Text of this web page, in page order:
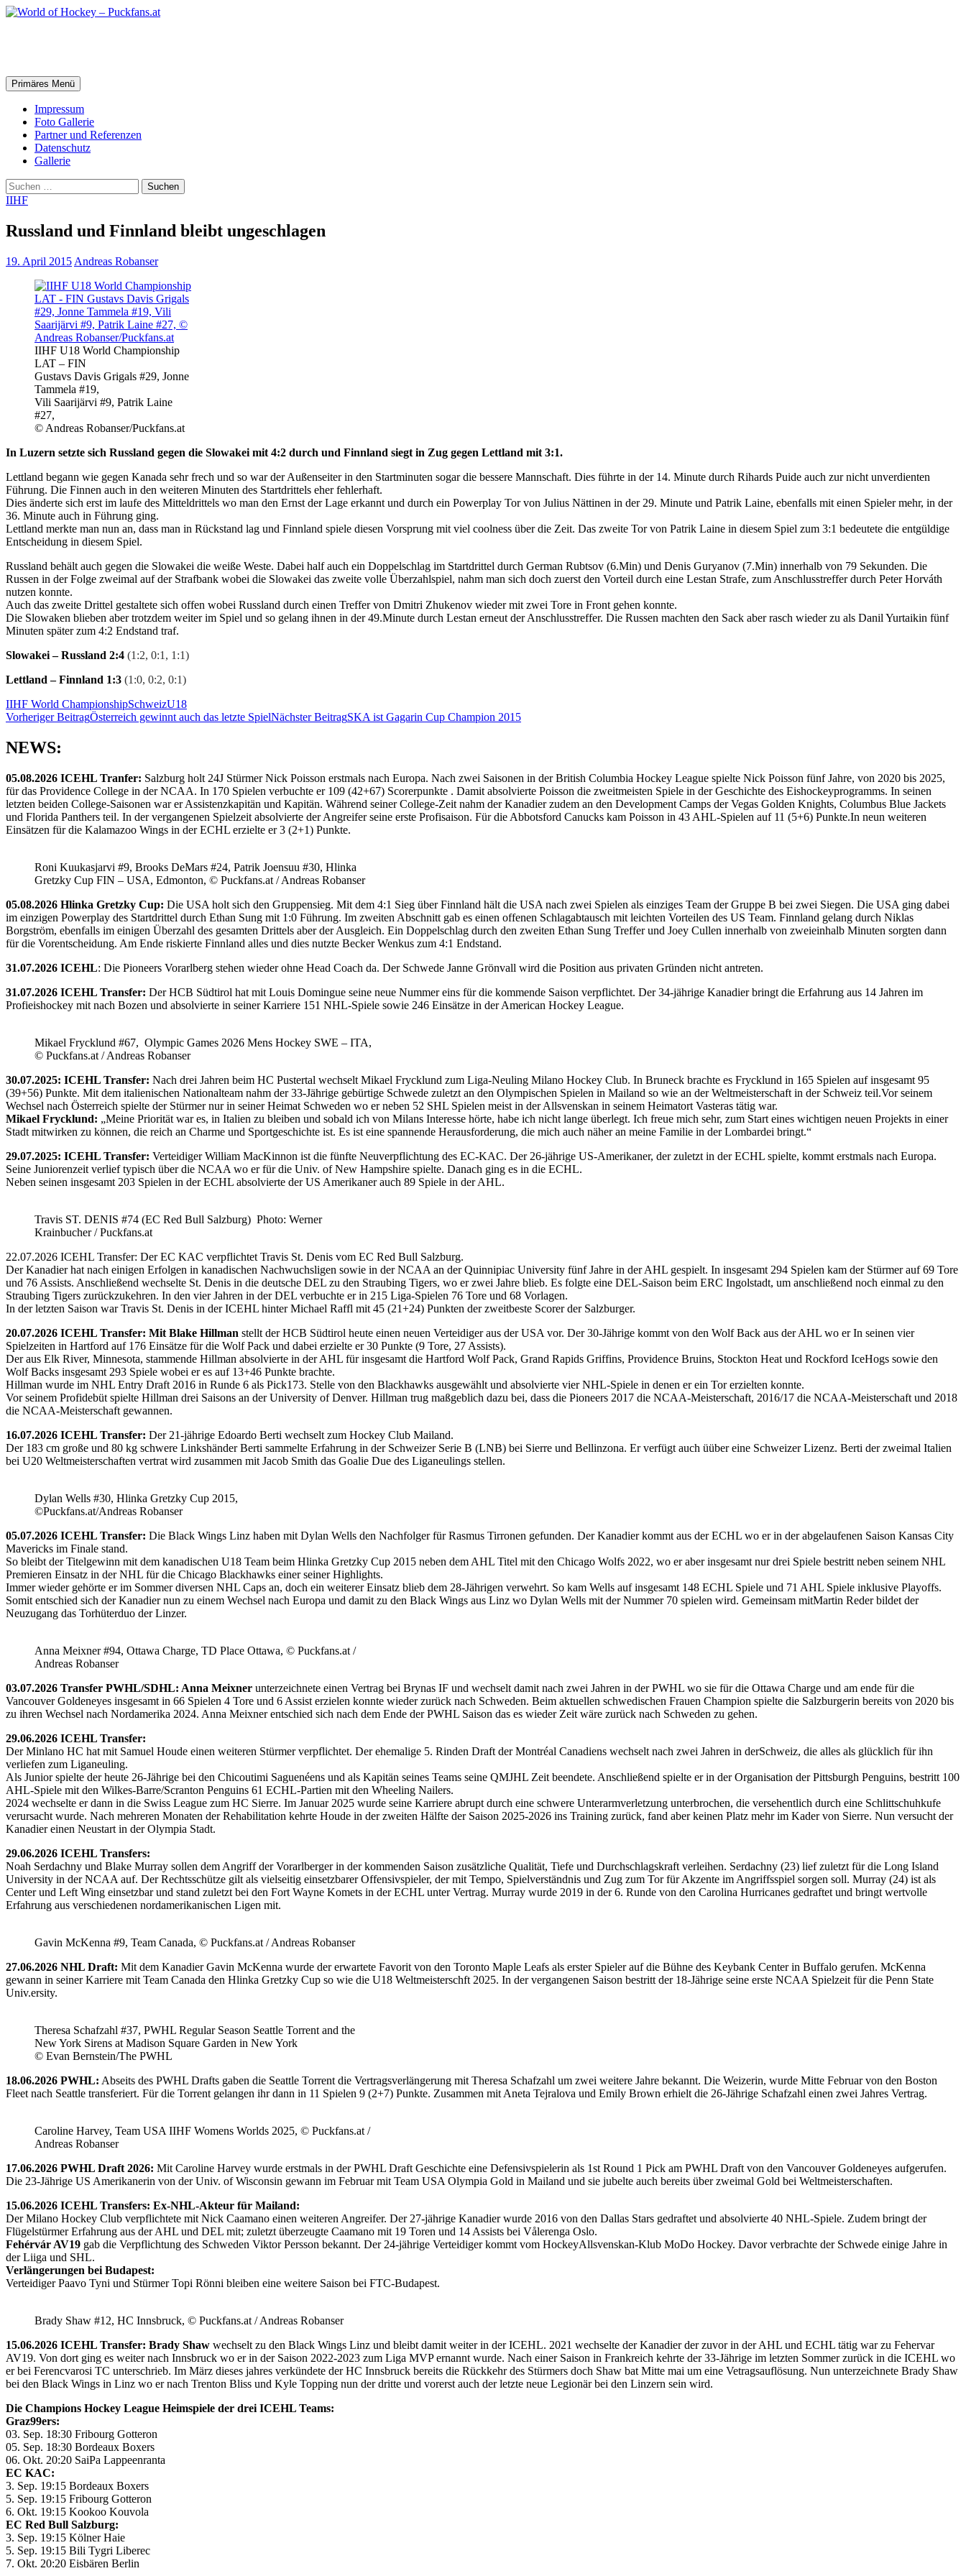
Zum
Suchen
Primäres Menü
Impressum
Foto Gallerie
Partner und Referenzen
Datenschutz
Gallerie
Suchen
nach:
IIHF
Russland und Finnland bleibt ungeschlagen
19. April 2015 Andreas Robanser
IIHF U18 World Championship
LAT – FIN
Gustavs Davis Grigals #29, Jonne
Tammela #19,
Vili Saarijärvi #9, Patrik Laine
#27,
© Andreas Robanser/Puckfans.at
In Luzern setzte sich Russland gegen die Slowakei mit 4:2 durch und Finnland siegt in Zug gegen Lettland mit 3:1.
Lettland begann wie gegen Kanada sehr frech und so war der Außenseiter in den Startminuten sogar die bessere Mannschaft. Dies führte in der 14. Minute durch Rihards Puide auch zur nicht unverdienten
Führung. Die Finnen auch in den weiteren Minuten des Startdrittels eher fehlerhaft.
Dies änderte sich erst im laufe des Mitteldrittels wo man den Ernst der Lage erkannt und durch ein Powerplay Tor von Julius Nättinen in der 29. Minute und Patrik Laine, ebenfalls mit einen Spieler mehr, in der
36. Minute auch in Führung ging.
Lettland merkte man nun an, dass man in Rückstand lag und Finnland spiele diesen Vorsprung mit viel coolness über die Zeit. Das zweite Tor von Patrik Laine in diesem Spiel zum 3:1 bedeutete die entgüldige
Entscheidung in diesem Spiel.
Russland behält auch gegen die Slowakei die weiße Weste. Dabei half auch ein Doppelschlag im Startdrittel durch German Rubtsov (6.Min) und Denis Guryanov (7.Min) innerhalb von 79 Sekunden. Die
Russen in der Folge zweimal auf der Strafbank wobei die Slowakei das zweite volle Überzahlspiel, nahm man sich doch zuerst den Vorteil durch eine Lestan Strafe, zum Anschlusstreffer durch Peter Horváth
nutzen konnte.
Auch das zweite Drittel gestaltete sich offen wobei Russland durch einen Treffer von Dmitri Zhukenov wieder mit zwei Tore in Front gehen konnte.
Die Slowaken blieben aber trotzdem weiter im Spiel und so gelang ihnen in der 49.Minute durch Lestan erneut der Anschlusstreffer. Die Russen machten den Sack aber rasch wieder zu als Danil Yurtaikin fünf
Minuten später zum 4:2 Endstand traf.
Slowakei – Russland 2:4 (1:2, 0:1, 1:1)
Lettland – Finnland 1:3 (1:0, 0:2, 0:1)
IIHF World ChampionshipSchweizU18
Beitragsnavigation
Vorheriger BeitragÖsterreich gewinnt auch das letzte SpielNächster BeitragSKA ist Gagarin Cup Champion 2015
NEWS:
05.08.2026 ICEHL Tranfer: Salzburg holt 24J Stürmer Nick Poisson erstmals nach Europa. Nach zwei Saisonen in der British Columbia Hockey League spielte Nick Poisson fünf Jahre, von 2020 bis 2025,
für das Providence College in der NCAA. In 170 Spielen verbuchte er 109 (42+67) Scorerpunkte . Damit absolvierte Poisson die zweitmeisten Spiele in der Geschichte des Eishockeyprogramms. In seinen
letzten beiden College-Saisonen war er Assistenzkapitän und Kapitän. Während seiner College-Zeit nahm der Kanadier zudem an den Development Camps der Vegas Golden Knights, Columbus Blue Jackets
und Florida Panthers teil. In der vergangenen Spielzeit absolvierte der Angreifer seine erste Profisaison. Für die Abbotsford Canucks kam Poisson in 43 AHL-Spielen auf 11 (5+6) Punkte.In neun weiteren
Einsätzen für die Kalamazoo Wings in der ECHL erzielte er 3 (2+1) Punkte.
Roni Kuukasjarvi #9, Brooks DeMars #24, Patrik Joensuu #30, Hlinka
Gretzky Cup FIN – USA, Edmonton, © Puckfans.at / Andreas Robanser
05.08.2026 Hlinka Gretzky Cup: Die USA holt sich den Gruppensieg. Mit dem 4:1 Sieg über Finnland hält die USA nach zwei Spielen als einziges Team der Gruppe B bei zwei Siegen. Die USA ging dabei
im einzigen Powerplay des Startdrittel durch Ethan Sung mit 1:0 Führung. Im zweiten Abschnitt gab es einen offenen Schlagabtausch mit leichten Vorteilen des US Team. Finnland gelang durch Niklas
Borgström, ebenfalls im einigen Überzahl des gesamten Drittels aber der Ausgleich. Ein Doppelschlag durch den zweiten Ethan Sung Treffer und Joey Cullen innerhalb von zweieinhalb Minuten sorgten dann
für die Vorentscheidung. Am Ende riskierte Finnland alles und dies nutzte Becker Wenkus zum 4:1 Endstand.
31.07.2026 ICEHL: Die Pioneers Vorarlberg stehen wieder ohne Head Coach da. Der Schwede Janne Grönvall wird die Position aus privaten Gründen nicht antreten.
31.07.2026 ICEHL Transfer: Der HCB Südtirol hat mit Louis Domingue seine neue Nummer eins für die kommende Saison verpflichtet. Der 34-jährige Kanadier bringt die Erfahrung aus 14 Jahren im
Profieishockey mit nach Bozen und absolvierte in seiner Karriere 151 NHL-Spiele sowie 246 Einsätze in der American Hockey League.
Mikael Frycklund #67, Olympic Games 2026 Mens Hockey SWE – ITA,
© Puckfans.at / Andreas Robanser
30.07.2025: ICEHL Transfer: Nach drei Jahren beim HC Pustertal wechselt Mikael Frycklund zum Liga-Neuling Milano Hockey Club. In Bruneck brachte es Frycklund in 165 Spielen auf insgesamt 95
(39+56) Punkte. Mit dem italienischen Nationalteam nahm der 33-Jährige gebürtige Schwede zuletzt an den Olympischen Spielen in Mailand so wie an der Weltmeisterschaft in der Schweiz teil.Vor seinem
Wechsel nach Österreich spielte der Stürmer nur in seiner Heimat Schweden wo er neben 52 SHL Spielen meist in der Allsvenskan in seinem Heimatort Vasteras tätig war.
Mikael Frycklund: „Meine Priorität war es, in Italien zu bleiben und sobald ich von Milans Interesse hörte, habe ich nicht lange überlegt. Ich freue mich sehr, zum Start eines wichtigen neuen Projekts in einer
Stadt mitwirken zu können, die reich an Charme und Sportgeschichte ist. Es ist eine spannende Herausforderung, die mich auch näher an meine Familie in der Lombardei bringt.“
29.07.2025: ICEHL Transfer: Verteidiger William MacKinnon ist die fünfte Neuverpflichtung des EC-KAC. Der 26-jährige US-Amerikaner, der zuletzt in der ECHL spielte, kommt erstmals nach Europa.
Seine Juniorenzeit verlief typisch über die NCAA wo er für die Univ. of New Hampshire spielte. Danach ging es in die ECHL.
Neben seinen insgesamt 203 Spielen in der ECHL absolvierte der US Amerikaner auch 89 Spiele in der AHL.
Travis ST. DENIS #74 (EC Red Bull Salzburg) Photo: Werner
Krainbucher / Puckfans.at
22.07.2026 ICEHL Transfer: Der EC KAC verpflichtet Travis St. Denis vom EC Red Bull Salzburg.
Der Kanadier hat nach einigen Erfolgen in kanadischen Nachwuchsligen sowie in der NCAA an der Quinnipiac University fünf Jahre in der AHL gespielt. In insgesamt 294 Spielen kam der Stürmer auf 69 Tore
und 76 Assists. Anschließend wechselte St. Denis in die deutsche DEL zu den Straubing Tigers, wo er zwei Jahre blieb. Es folgte eine DEL-Saison beim ERC Ingolstadt, um anschließend noch einmal zu den
Straubing Tigers zurückzukehren. In den vier Jahren in der DEL verbuchte er in 215 Liga-Spielen 76 Tore und 68 Vorlagen.
In der letzten Saison war Travis St. Denis in der ICEHL hinter Michael Raffl mit 45 (21+24) Punkten der zweitbeste Scorer der Salzburger.
20.07.2026 ICEHL Transfer: Mit Blake Hillman stellt der HCB Südtirol heute einen neuen Verteidiger aus der USA vor. Der 30-Jährige kommt von den Wolf Back aus der AHL wo er In seinen vier
Spielzeiten in Hartford auf 176 Einsätze für die Wolf Pack und dabei erzielte er 30 Punkte (9 Tore, 27 Assists).
Der aus Elk River, Minnesota, stammende Hillman absolvierte in der AHL für insgesamt die Hartford Wolf Pack, Grand Rapids Griffins, Providence Bruins, Stockton Heat und Rockford IceHogs sowie den
Wolf Backs insgesamt 293 Spiele wobei er es auf 13+46 Punkte brachte.
Hillman wurde im NHL Entry Draft 2016 in Runde 6 als Pick173. Stelle von den Blackhawks ausgewählt und absolvierte vier NHL-Spiele in denen er ein Tor erzielten konnte.
Vor seinem Profidebüt spielte Hillman drei Saisons an der University of Denver. Hillman trug maßgeblich dazu bei, dass die Pioneers 2017 die NCAA-Meisterschaft, 2016/17 die NCAA-Meisterschaft und 2018
die NCAA-Meisterschaft gewannen.
16.07.2026 ICEHL Transfer: Der 21-jährige Edoardo Berti wechselt zum Hockey Club Mailand.
Der 183 cm große und 80 kg schwere Linkshänder Berti sammelte Erfahrung in der Schweizer Serie B (LNB) bei Sierre und Bellinzona. Er verfügt auch üüber eine Schweizer Lizenz. Berti der zweimal Italien
bei U20 Weltmeisterschaften vertrat wird zusammen mit Jacob Smith das Goalie Due des Liganeulings stellen.
Dylan Wells #30, Hlinka Gretzky Cup 2015,
©Puckfans.at/Andreas Robanser
05.07.2026 ICEHL Transfer: Die Black Wings Linz haben mit Dylan Wells den Nachfolger für Rasmus Tirronen gefunden. Der Kanadier kommt aus der ECHL wo er in der abgelaufenen Saison Kansas City
Mavericks im Finale stand.
So bleibt der Titelgewinn mit dem kanadischen U18 Team beim Hlinka Gretzky Cup 2015 neben dem AHL Titel mit den Chicago Wolfs 2022, wo er aber insgesamt nur drei Spiele bestritt neben seinem NHL
Premieren Einsatz in der NHL für die Chicago Blackhawks einer seiner Highlights.
Immer wieder gehörte er im Sommer diversen NHL Caps an, doch ein weiterer Einsatz blieb dem 28-Jährigen verwehrt. So kam Wells auf insgesamt 148 ECHL Spiele und 71 AHL Spiele inklusive Playoffs.
Somit entschied sich der Kanadier nun zu einem Wechsel nach Europa und damit zu den Black Wings aus Linz wo Dylan Wells mit der Nummer 70 spielen wird. Gemeinsam mitMartin Reder bildet der
Neuzugang das Torhüterduo der Linzer.
Anna Meixner #94, Ottawa Charge, TD Place Ottawa, © Puckfans.at /
Andreas Robanser
03.07.2026 Transfer PWHL/SDHL: Anna Meixner unterzeichnete einen Vertrag bei Brynas IF und wechselt damit nach zwei Jahren in der PWHL wo sie für die Ottawa Charge und am ende für die
Vancouver Goldeneyes insgesamt in 66 Spielen 4 Tore und 6 Assist erzielen konnte wieder zurück nach Schweden. Beim aktuellen schwedischen Frauen Champion spielte die Salzburgerin bereits von 2020 bis
zu ihren Wechsel nach Nordamerika 2024. Anna Meixner entschied sich nach dem Ende der PWHL Saison das es wieder Zeit wäre zurück nach Schweden zu gehen.
29.06.2026 ICEHL Transfer:
Der Minlano HC hat mit Samuel Houde einen weiteren Stürmer verpflichtet. Der ehemalige 5. Rinden Draft der Montréal Canadiens wechselt nach zwei Jahren in derSchweiz, die alles als glücklich für ihn
verliefen zum Liganeuling.
Als Junior spielte der heute 26-Jährige bei den Chicoutimi Saguenéens und als Kapitän seines Teams seine QMJHL Zeit beendete. Anschließend spielte er in der Organisation der Pittsburgh Penguins, bestritt 100
AHL-Spiele mit den Wilkes-Barre/Scranton Penguins 61 ECHL-Partien mit den Wheeling Nailers.
2024 wechselte er dann in die Swiss League zum HC Sierre. Im Januar 2025 wurde seine Karriere abrupt durch eine schwere Unterarmverletzung unterbrochen, die versehentlich durch eine Schlittschuhkufe
verursacht wurde. Nach mehreren Monaten der Rehabilitation kehrte Houde in der zweiten Hälfte der Saison 2025-2026 ins Training zurück, fand aber keinen Platz mehr im Kader von Sierre. Nun versucht der
Kanadier einen Neustart in der Olympia Stadt.
29.06.2026 ICEHL Transfers:
Noah Serdachny und Blake Murray sollen dem Angriff der Vorarlberger in der kommenden Saison zusätzliche Qualität, Tiefe und Durchschlagskraft verleihen. Serdachny (23) lief zuletzt für die Long Island
University in der NCAA auf. Der Rechtsschütze gilt als vielseitig einsetzbarer Offensivspieler, der mit Tempo, Spielverständnis und Zug zum Tor für Akzente im Angriffsspiel sorgen soll. Murray (24) ist als
Center und Left Wing einsetzbar und stand zuletzt bei den Fort Wayne Komets in der ECHL unter Vertrag. Murray wurde 2019 in der 6. Runde von den Carolina Hurricanes gedraftet und bringt wertvolle
Erfahrung aus verschiedenen nordamerikanischen Ligen mit.
Gavin McKenna #9, Team Canada, © Puckfans.at / Andreas Robanser
27.06.2026 NHL Draft: Mit dem Kanadier Gavin McKenna wurde der erwartete Favorit von den Toronto Maple Leafs als erster Spieler auf die Bühne des Keybank Center in Buffalo gerufen. McKenna
gewann in seiner Karriere mit Team Canada den Hlinka Gretzky Cup so wie die U18 Weltmeisterschft 2025. In der vergangenen Saison bestritt der 18-Jährige seine erste NCAA Spielzeit für die Penn State
Univ.ersity.
Theresa Schafzahl #37, PWHL Regular Season Seattle Torrent and the
New York Sirens at Madison Square Garden in New York
© Evan Bernstein/The PWHL
18.06.2026 PWHL: Abseits des PWHL Drafts gaben die Seattle Torrent die Vertragsverlängerung mit Theresa Schafzahl um zwei weitere Jahre bekannt. Die Weizerin, wurde Mitte Februar von den Boston
Fleet nach Seattle transferiert. Für die Torrent gelangen ihr dann in 11 Spielen 9 (2+7) Punkte. Zusammen mit Aneta Tejralova und Emily Brown erhielt die 26-Jährige Schafzahl einen zwei Jahres Vertrag.
Caroline Harvey, Team USA IIHF Womens Worlds 2025, © Puckfans.at /
Andreas Robanser
17.06.2026 PWHL Draft 2026: Mit Caroline Harvey wurde erstmals in der PWHL Draft Geschichte eine Defensivspielerin als 1st Round 1 Pick am PWHL Draft von den Vancouver Goldeneyes aufgerufen.
Die 23-Jährige US Amerikanerin von der Univ. of Wisconsin gewann im Februar mit Team USA Olympia Gold in Mailand und sie jubelte auch bereits über zweimal Gold bei Weltmeisterschaften.
15.06.2026 ICEHL Transfers: Ex-NHL-Akteur für Mailand:
Der Milano Hockey Club verpflichtete mit Nick Caamano einen weiteren Angreifer. Der 27-jährige Kanadier wurde 2016 von den Dallas Stars gedraftet und absolvierte 40 NHL-Spiele. Zudem bringt der
Flügelstürmer Erfahrung aus der AHL und DEL mit; zuletzt überzeugte Caamano mit 19 Toren und 14 Assists bei Vålerenga Oslo.
Fehérvár AV19 gab die Verpflichtung des Schweden Viktor Persson bekannt. Der 24-jährige Verteidiger kommt vom HockeyAllsvenskan-Klub MoDo Hockey. Davor verbrachte der Schwede einige Jahre in
der Liiga und SHL.
Verlängerungen bei Budapest:
Verteidiger Paavo Tyni und Stürmer Topi Rönni bleiben eine weitere Saison bei FTC-Budapest.
Brady Shaw #12, HC Innsbruck, © Puckfans.at / Andreas Robanser
15.06.2026 ICEHL Transfer: Brady Shaw wechselt zu den Black Wings Linz und bleibt damit weiter in der ICEHL. 2021 wechselte der Kanadier der zuvor in der AHL und ECHL tätig war zu Fehervar
AV19. Von dort ging es weiter nach Innsbruck wo er in der Saison 2022-2023 zum Liga MVP ernannt wurde. Nach einer Saison in Frankreich kehrte der 33-Jährige im letzten Sommer zurück in die ICEHL wo
er bei Ferencvarosi TC unterschrieb. Im März dieses jahres verkündete der HC Innsbruck bereits die Rückkehr des Stürmers doch Shaw bat Mitte mai um eine Vetragsauflösung. Nun unterzeichnete Brady Shaw
bei den Black Wings in Linz wo er nach Trenton Bliss und Kyle Topping nun der dritte und vorerst auch der letzte neue Legionär bei den Linzern sein wird.
Die Champions Hockey League Heimspiele der drei ICEHL Teams:
Graz99ers:
03. Sep. 18:30 Fribourg Gotteron
05. Sep. 18:30 Bordeaux Boxers
06. Okt. 20:20 SaiPa Lappeenranta
EC KAC:
3. Sep. 19:15 Bordeaux Boxers
5. Sep. 19:15 Fribourg Gotteron
6. Okt. 19:15 Kookoo Kouvola
EC Red Bull Salzburg:
3. Sep. 19:15 Kölner Haie
5. Sep. 19:15 Bili Tygri Liberec
7. Okt. 20:20 Eisbären Berlin